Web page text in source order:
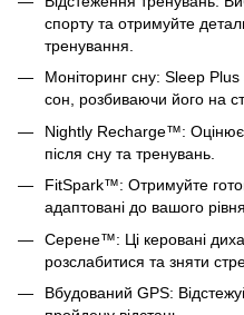
спорту та отримуйте
тренування.
Моніторинг сну: Sleep
сон, розбиваючи його на
Nightly Recharge™:
після сну та тренувань.
FitSpark™: Отримуйте
адаптовані до вашого
Серене™: Ці керовані
розслабитися та зняти
Вбудований GPS: